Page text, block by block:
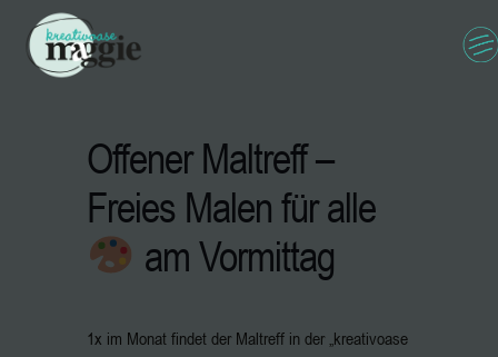
Offener Maltreff –
Freies Malen für alle
am Vormittag
1x im Monat findet der Maltreff in der „kreativoase